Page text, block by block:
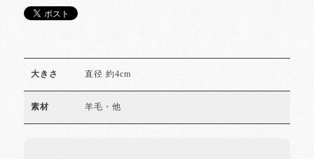
大きさ 直径 約4cm
素材 羊毛・他